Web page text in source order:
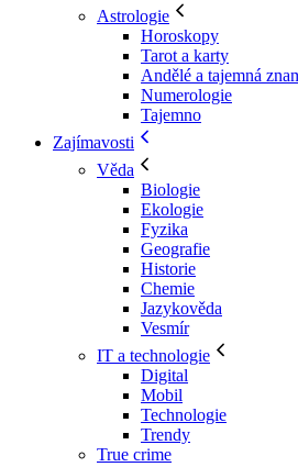
Astrologie
Horoskopy
Tarot a karty
Andělé a tajemná
Numerologie
Tajemno
Zajímavosti
Věda
Biologie
Ekologie
Fyzika
Geografie
Historie
Chemie
Jazykověda
Vesmír
IT a technologie
Digital
Mobil
Technologie
Trendy
True crime